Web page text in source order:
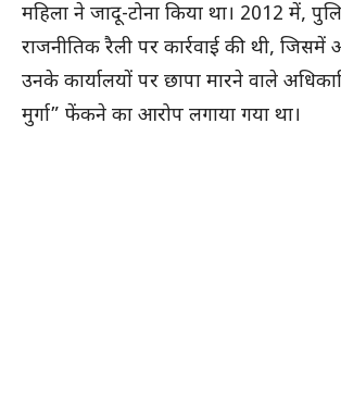
महिला ने जादू-टोना किया था। 2012 में,
राजनीतिक रैली पर कार्रवाई की थी,
उनके कार्यालयों पर छापा मारने वाले
मुर्गा” फेंकने का आरोप लगाया गया था।